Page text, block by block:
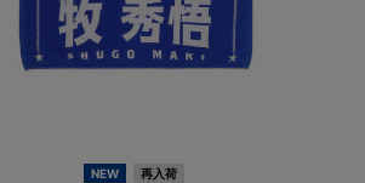
NEW 再入荷